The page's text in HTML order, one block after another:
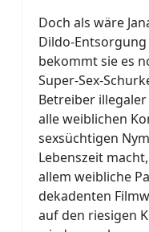
Doch als wäre
Dildo-
bekommt sie es
Super-Sex-
Betreiber
alle weiblichen
sexsüchtigen
Lebenszeit
allem weibliche
dekadenten
auf den riesigen